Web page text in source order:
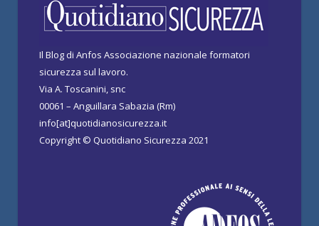
Il Blog di Anfos Associazione nazionale formatori
sicurezza sul lavoro.
Via A. Toscanini, snc
00061 – Anguillara Sabazia (Rm)
info[at]quotidianosicurezza.it
Copyright © Quotidiano Sicurezza 2021